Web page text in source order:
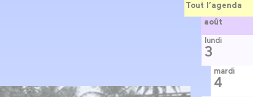
Tout l’agenda
août
lundi
3
mardi
4